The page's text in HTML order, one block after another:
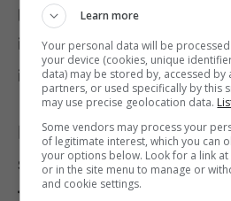
per i soggetti stessi. Un
insomma decisivo ogni
italiani.
Pensioni, la
spaventa i cittadini:
testualmente chiede
Learn more
Your personal data will be
your device (cookies, unique
data) may be stored by, accessed by
partners, or used specifically by this
may use precise geolocation data.
Some vendors may process your
of legitimate interest, which you can
your options below. Look for a link
or in the site menu to manage or
and cookie settings.